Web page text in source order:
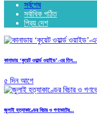
সর্বশেষ
সর্বাধিক পঠিত
প্রিয় দেশ
কানাডায় ‘কুয়েট ওয়ার্ল্ড ওয়াইড’-এর তিন...
৫ দিন আগে
জুলাই হত্যাকাণ্ডের বিচার ও গণভোটের...